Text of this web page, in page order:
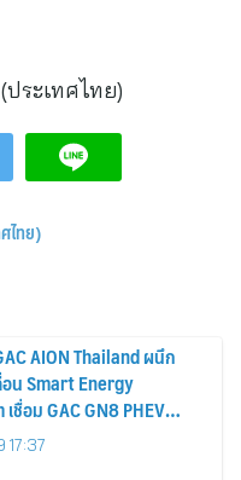
ระเทศไทย)
ไทย)
AION Thailand ผนึก
น Smart Energy
ชื่อม GAC GN8 PHEV
ะดับพรีเมียม เข้ากับ
าทิตย์ภายในบ้าน
17:37